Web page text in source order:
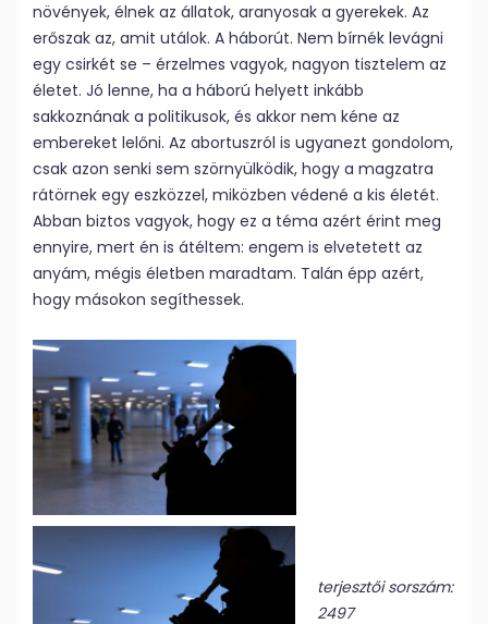
növények, élnek az állatok, aranyosak a gyerekek. Az
erőszak az, amit utálok. A háborút. Nem bírnék levágni
egy csirkét se – érzelmes vagyok, nagyon tisztelem az
életet. Jó lenne, ha a háború helyett inkább
sakkoznának a politikusok, és akkor nem kéne az
embereket lelőni. Az abortuszról is ugyanezt gondolom,
csak azon senki sem szörnyülködik, hogy a magzatra
rátörnek egy eszközzel, miközben védené a kis életét.
Abban biztos vagyok, hogy ez a téma azért érint meg
ennyire, mert én is átéltem: engem is elvetetett az
anyám, mégis életben maradtam. Talán épp azért,
hogy másokon segíthessek.
terjesztői sorszám:
2497